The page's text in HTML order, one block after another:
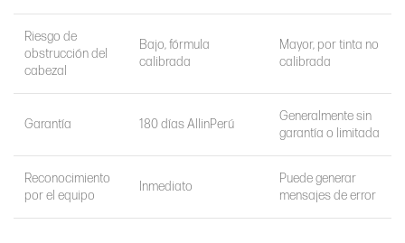
Riesgo de
obstrucción del
cabezal
Bajo, fórmula
calibrada
Mayor, por tinta no
calibrada
Garantía 180 días AllinPerú
Generalmente sin
garantía o limitada
Reconocimiento
por el equipo
Inmediato
Puede generar
mensajes de error